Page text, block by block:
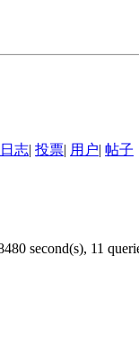
日志| 投票| 用户| 帖子
second(s), 11